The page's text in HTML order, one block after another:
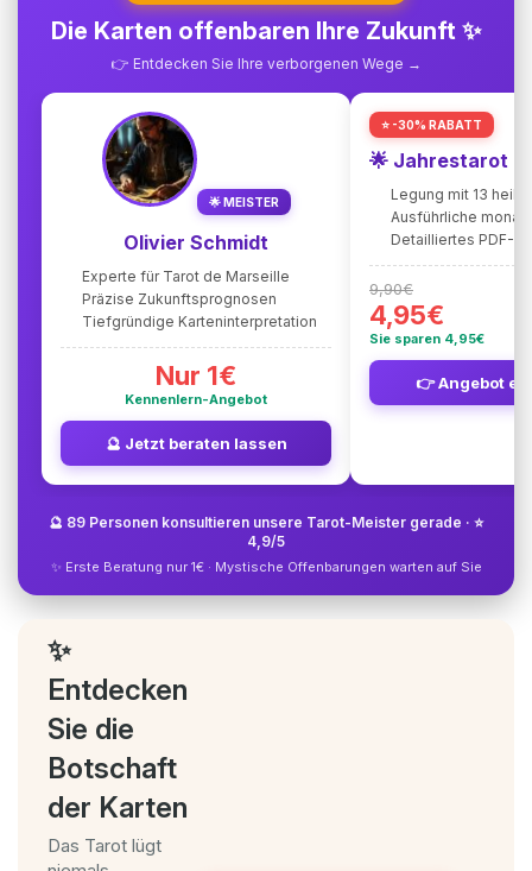
Die Karten offenbaren Ihre Zukunft ✨
👉 Entdecken Sie Ihre verborgenen Wege →
🌟 MEISTER
Olivier Schmidt
Experte für Tarot de Marseille
Präzise Zukunftsprognosen
Tiefgründige Karteninterpretation
Nur 1€
Kennenlern-Angebot
🔮 Jetzt beraten lassen
⭐ -30% RABATT
🌟 Jahrestarot
Legung mit 13
Ausführliche
Detailliertes PDF-
9,90€
4,95€
Sie sparen 4,95€
👉 Angebot
🔮 89 Personen konsultieren unsere Tarot-Meister gerade · ⭐
4,9/5
✨ Erste Beratung nur 1€ · Mystische Offenbarungen warten auf Sie
✨
Entdecken
Sie die
Botschaft
der Karten
Das Tarot lügt